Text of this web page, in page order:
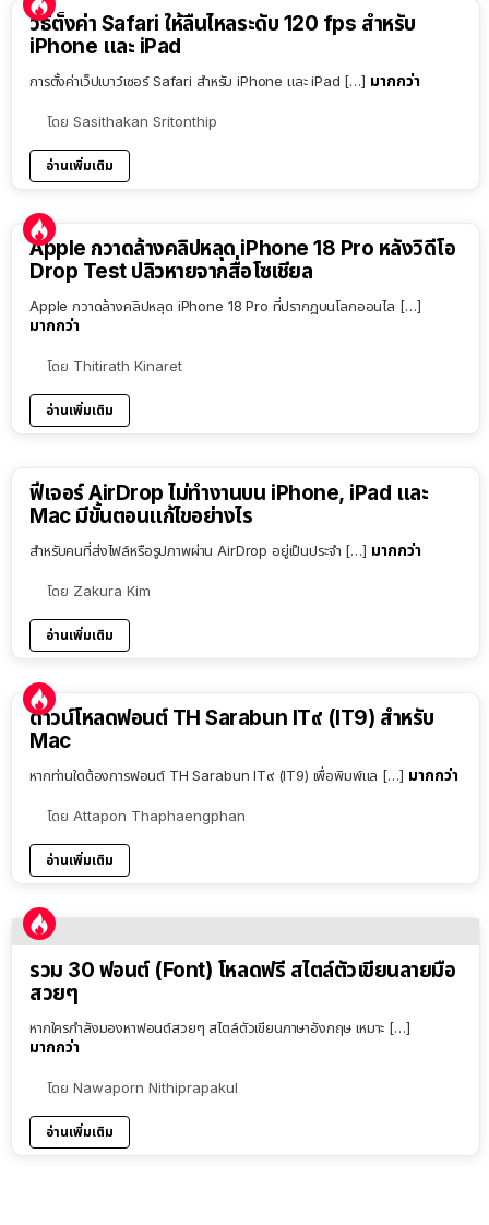
วิธีตั้งค่า Safari ให้ลื่นไหลระดับ 120 fps สำหรับ
iPhone และ iPad
การตั้งค่าเว็ปเบาว์เซอร์ Safari สำหรับ iPhone และ iPad […] มากกว่า
โดย Sasithakan Sritonthip
อ่านเพิ่มเติม
Apple กวาดล้างคลิปหลุด iPhone 18 Pro หลังวิดีโอ
Drop Test ปลิวหายจากสื่อโซเชียล
Apple กวาดล้างคลิปหลุด iPhone 18 Pro ที่ปรากฏบนโลกออนไล […]
มากกว่า
โดย Thitirath Kinaret
อ่านเพิ่มเติม
ฟีเจอร์ AirDrop ไม่ทำงานบน iPhone, iPad และ
Mac มีขั้นตอนแก้ไขอย่างไร
สำหรับคนที่ส่งไฟล์หรือรูปภาพผ่าน AirDrop อยู่เป็นประจำ […] มากกว่า
โดย Zakura Kim
อ่านเพิ่มเติม
ดาวน์โหลดฟอนต์ TH Sarabun IT๙ (IT9) สำหรับ
Mac
หากท่านใดต้องการฟอนต์ TH Sarabun IT๙ (IT9) เพื่อพิมพ์แล […] มากกว่า
โดย Attapon Thaphaengphan
อ่านเพิ่มเติม
รวม 30 ฟอนต์ (Font) โหลดฟรี สไตล์ตัวเขียนลายมือ
สวยๆ
หากใครกำลังมองหาฟอนต์สวยๆ สไตล์ตัวเขียนภาษาอังกฤษ เหมาะ […]
มากกว่า
โดย Nawaporn Nithiprapakul
อ่านเพิ่มเติม